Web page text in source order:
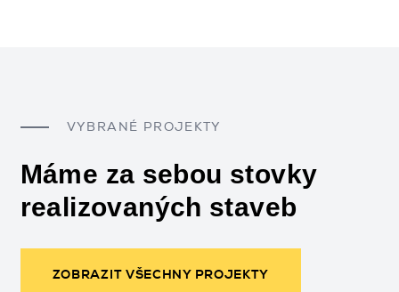
VYBRANÉ PROJEKTY
Máme za sebou stovky
realizovaných staveb
ZOBRAZIT VŠECHNY PROJEKTY